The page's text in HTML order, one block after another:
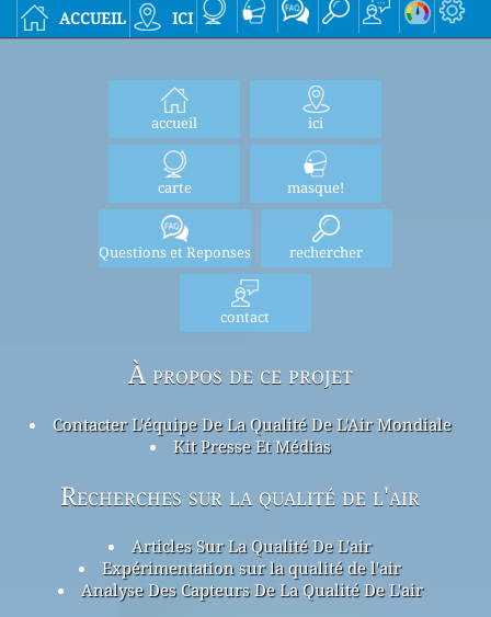
accueil ici
accueil ici
carte masque!
Questions et Reponses rechercher
contact
À propos de ce projet
Contacter L'équipe De La Qualité De L'Air Mondiale
Kit Presse Et Médias
Recherches sur la qualité de l'air
Articles Sur La Qualité De L'air
Expérimentation sur la qualité de l'air
Analyse Des Capteurs De La Qualité De L'air